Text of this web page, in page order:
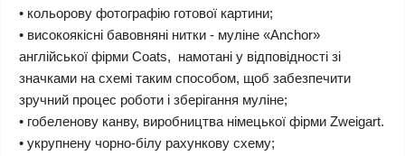
• кольорову фотографію готової картини;
• високоякісні бавовняні нитки - муліне «Anchor»
англійської фірми Coats, намотані у відповідності зі
значками на схемі таким способом, щоб забезпечити
зручний процес роботи і зберігання муліне;
• гобеленову канву, виробництва німецької фірми Zweigart.
• укрупнену чорно-білу рахункову схему;